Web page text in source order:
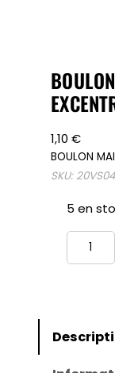
1,10€
BOULON
SKU:
5 en
quantité
de